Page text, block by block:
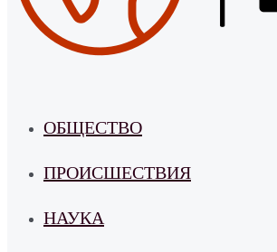
ОБЩЕСТВО
ПРОИСШЕСТВИЯ
НАУКА